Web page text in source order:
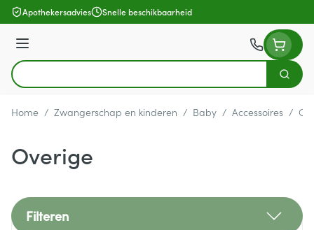
Ga naar de inhoud
Apothekersadvies Snelle beschikbaarheid
Menu
Product, merk, categorie...
Zoek
Home / Zwangerschap en kinderen / Baby / Accessoires /
Overige
Filteren